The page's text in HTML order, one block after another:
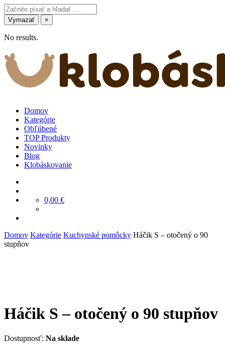
Vymazať ×
No results.
Domov
Kategórie
Obľúbené
TOP Produkty
Novinky
Blog
Klobáskovanie
0,00 €
Domov Kategórie Kuchynské pomôcky Háčik S – otočený o 90
stupňov
Háčik S – otočený o 90 stupňov
Dostupnosť: Na sklade